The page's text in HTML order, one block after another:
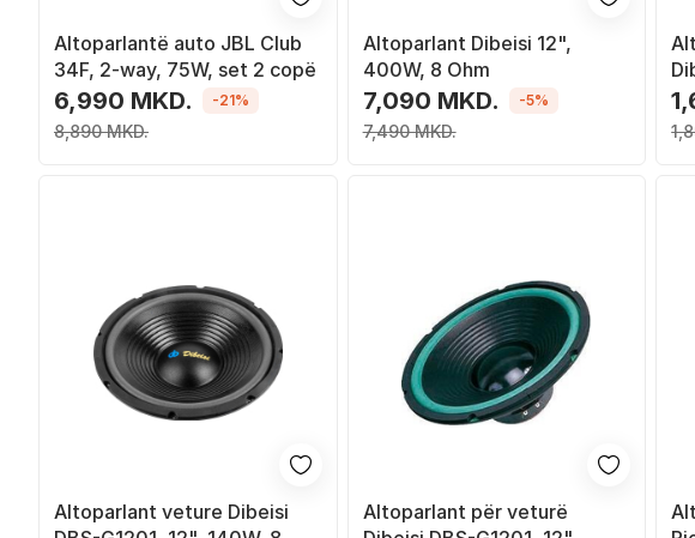
Altoparlantë auto JBL Club
34F, 2-way, 75W, set 2 copë
6,990 MKD.
8,890 MKD.
-21%
Altoparlant Dibeisi 12",
400W, 8 Ohm
7,090 MKD.
7,490 MKD.
-5%
Altoparlant veture Dibeisi
Altoparlant për veturë